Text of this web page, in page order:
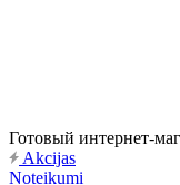
Готовый интернет-
Akcijas
Noteikumi